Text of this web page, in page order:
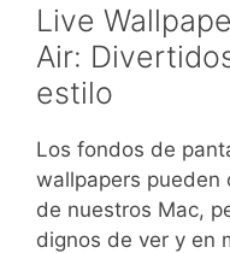
Live
Air:
estilo
Los fondos de
wallpapers pueden
de nuestros Mac,
dignos de ver y en